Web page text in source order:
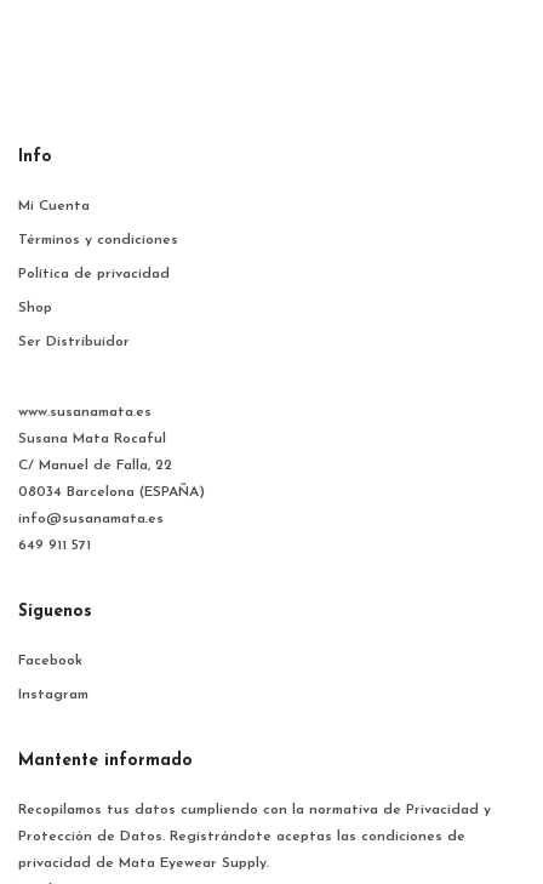
Info
Mi Cuenta
Términos y condiciones
Política de privacidad
Shop
Ser Distribuidor
www.susanamata.es
Susana Mata Rocaful
C/ Manuel de Falla, 22
08034 Barcelona (ESPAÑA)
info@susanamata.es
649 911 571
Síguenos
Facebook
Instagram
Mantente informado
Recopilamos tus datos cumpliendo con la normativa de Privacidad y
Protección de Datos. Registrándote aceptas las condiciones de
privacidad de Mata Eyewear Supply.